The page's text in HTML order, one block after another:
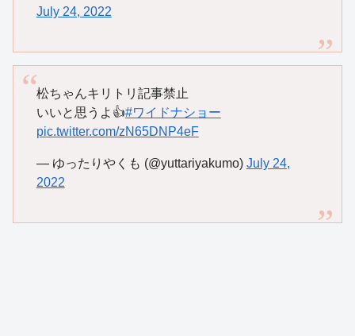
July 24, 2022
松ちゃんキリトリ記事禁止
いいと思うよ👍️#ワイドナショー
pic.twitter.com/zN65DNP4eF
— ゆったりやくも (@yuttariyakumo) July 24,
2022